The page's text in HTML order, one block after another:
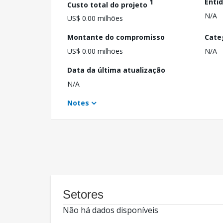
Custo total do projeto
US$ 0.00 milhões
N/A
Montante do compromisso
US$ 0.00 milhões
N/A
Data da última atualização
N/A
Notes
Setores
Não há dados disponíveis